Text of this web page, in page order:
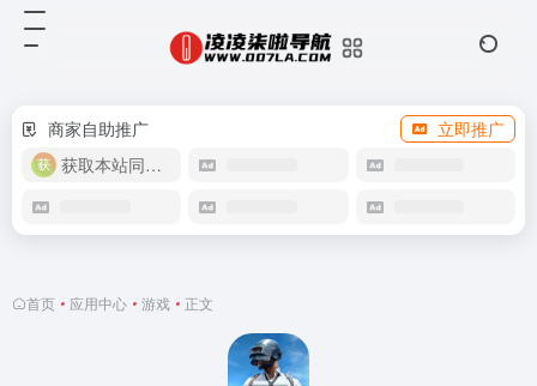
商家自助推广
立即推广
获取本站同款主题
首页 • 应用中心 • 游戏 • 正文